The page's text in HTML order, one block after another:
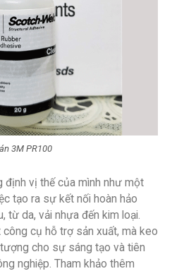
3M PR100
định vị thế của mình như một
tạo ra sự kết nối hoàn hảo
từ da, vải nhựa đến kim loại.
công cụ hỗ trợ sản xuất, mà keo
cho sự sáng tạo và tiên
nghiệp. Tham khảo thêm